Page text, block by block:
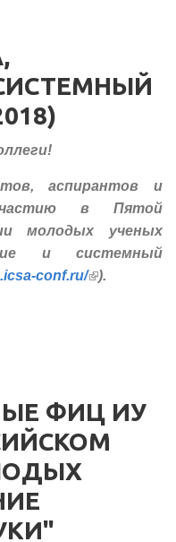
аспирантов и
в Пятой
молодых ученых
и системный
conf.ru/(внешняя
).
ФИЦ ИУ